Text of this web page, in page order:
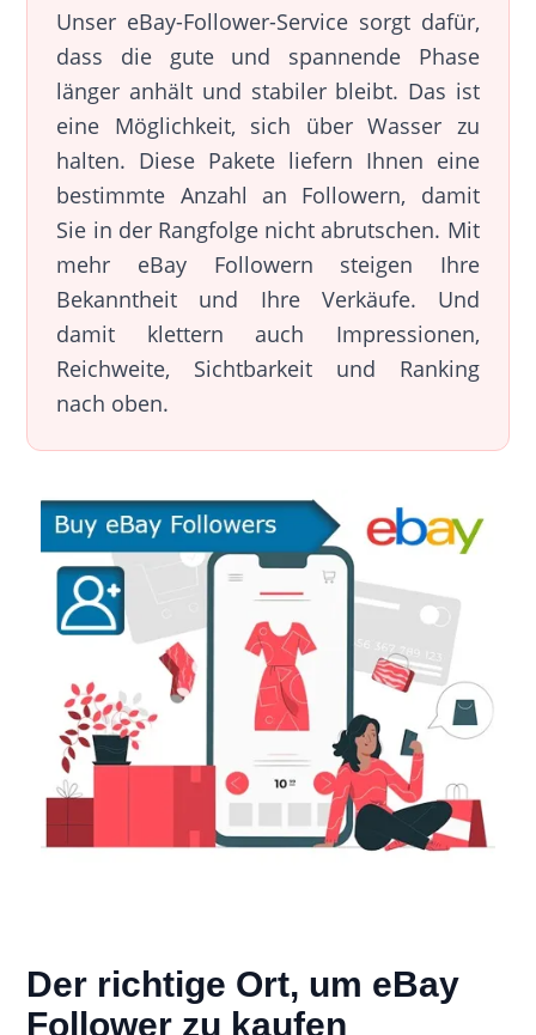
Unser eBay-Follower-Service sorgt dafür,
dass die gute und spannende Phase
länger anhält und stabiler bleibt. Das ist
eine Möglichkeit, sich über Wasser zu
halten. Diese Pakete liefern Ihnen eine
bestimmte Anzahl an Followern, damit
Sie in der Rangfolge nicht abrutschen. Mit
mehr eBay Followern steigen Ihre
Bekanntheit und Ihre Verkäufe. Und
damit klettern auch Impressionen,
Reichweite, Sichtbarkeit und Ranking
nach oben.
Der richtige Ort, um eBay
Follower zu kaufen